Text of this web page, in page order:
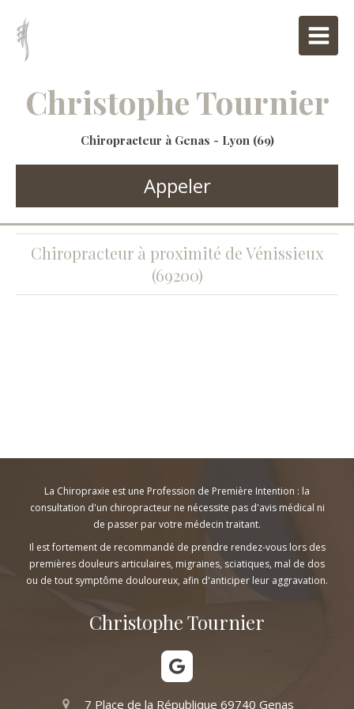
Christophe Tournier
Chiropracteur à Genas - Lyon (69)
Appeler
Chiropracteur à proximité de Vénissieux
(69200)
La Chiropraxie est une Profession de Première Intention : la
consultation d'un chiropracteur ne nécessite pas d'avis médical ni
de passer par votre médecin traitant.
Il est fortement de recommandé de prendre rendez-vous lors des
premières douleurs articulaires, migraines, sciatiques, mal de dos
ou de tout symptôme douloureux, afin d'anticiper leur aggravation.
Christophe Tournier
7 Place de la République 69740 Genas